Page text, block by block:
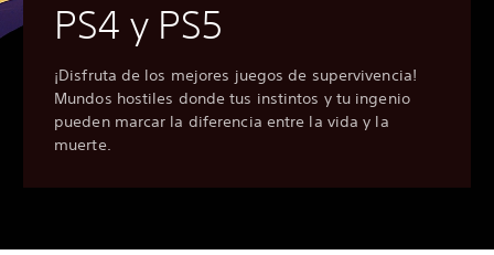
PS4 y PS5
¡Disfruta de los mejores juegos de supervivencia!
Mundos hostiles donde tus instintos y tu ingenio
pueden marcar la diferencia entre la vida y la
muerte.